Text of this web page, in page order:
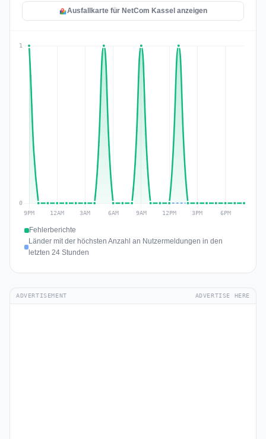
Ausfallkarte für NetCom Kassel anzeigen
Fehlerberichte
Länder mit der höchsten Anzahl an Nutzermeldungen in den
letzten 24 Stunden
ADVERTISEMENT ADVERTISE HERE